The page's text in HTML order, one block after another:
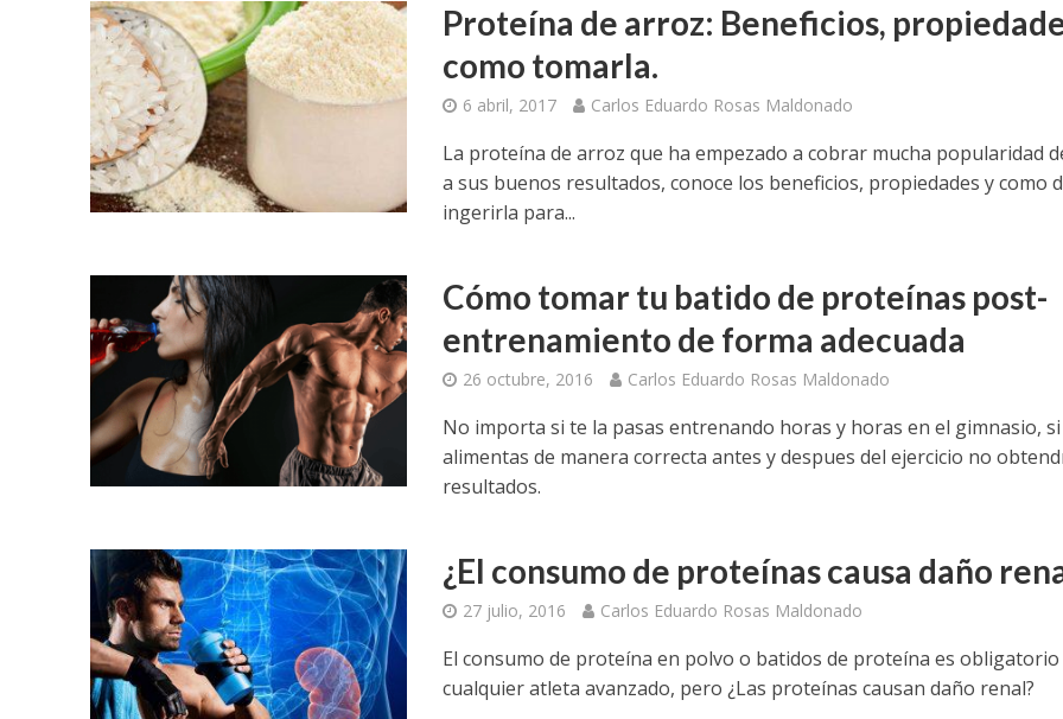
Proteína de arroz: Beneficios,
como tomarla.
6 abril, 2017 Carlos Eduardo Rosas Maldonado
La proteína de arroz que ha empezado a cobrar mucha popularidad
a sus buenos resultados, conoce los beneficios, propiedades y como
ingerirla para...
Cómo tomar tu batido de proteínas post-
entrenamiento de forma adecuada
26 octubre, 2016 Carlos Eduardo Rosas Maldonado
No importa si te la pasas entrenando horas y horas en el gimnasio,
alimentas de manera correcta antes y despues del ejercicio no
resultados.
¿El consumo de proteínas causa daño
27 julio, 2016 Carlos Eduardo Rosas Maldonado
El consumo de proteína en polvo o batidos de proteína es
cualquier atleta avanzado, pero ¿Las proteínas causan daño renal?